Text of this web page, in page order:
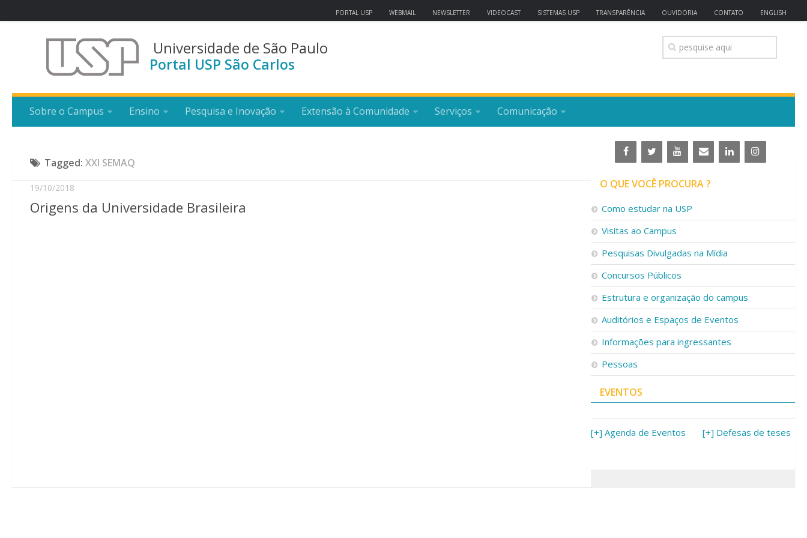
PORTAL USP WEBMAIL NEWSLETTER VIDEOCAST SISTEMAS USP TRANSPARÊNCIA OUVIDORIA CONTATO ENGLISH
Universidade de São Paulo
Portal USP São Carlos
Sobre o Campus Ensino Pesquisa e Inovação Extensão à Comunidade Serviços Comunicação
Tagged: XXI SEMAQ
19/10/2018
Origens da Universidade Brasileira
O QUE VOCÊ PROCURA ?
Como estudar na USP
Visitas ao Campus
Pesquisas Divulgadas na Mídia
Concursos Públicos
Estrutura e organização do campus
Auditórios e Espaços de Eventos
Informações para ingressantes
Pessoas
EVENTOS
[+] Agenda de Eventos [+] Defesas de teses